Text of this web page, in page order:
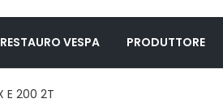
RESTAURO VESPA PRODUTTORE
E 200 2T